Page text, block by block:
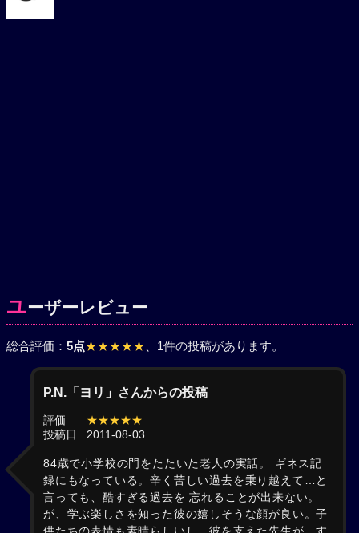
ユーザーレビュー
総合評価： 5点★★★★★ 、1件の投稿があります。
P.N.「ヨリ」さんからの投稿
評価
★★★★★
投稿日
2011-08-03
84歳で小学校の門をたたいた老人の実話。 ギネス記
録にもなっている。辛く苦しい過去を乗り越えて…と
言っても、酷すぎる過去を 忘れることが出来ない。
が、学ぶ楽しさを知った彼の嬉しそうな顔が良い。子